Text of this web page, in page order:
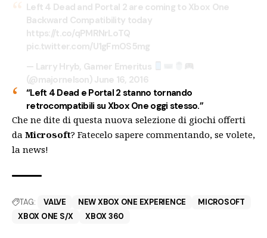
Left 4 Dead and Portal 2 are coming to Xbox One
Backward Compatibility today
https://t.co/qPMRNrLoTQ
pic.twitter.com/U1gFmOS5mg
— Larry Hryb, Gamer Emeritus
(@majornelson) June 16, 2016
“Left 4 Dead e Portal 2 stanno tornando
retrocompatibili su Xbox One oggi stesso.”
Che ne dite di questa nuova selezione di giochi offerti
da Microsoft? Fatecelo sapere commentando, se volete,
la news!
TAG: VALVE NEW XBOX ONE EXPERIENCE
MICROSOFT
XBOX ONE S/X
XBOX 360